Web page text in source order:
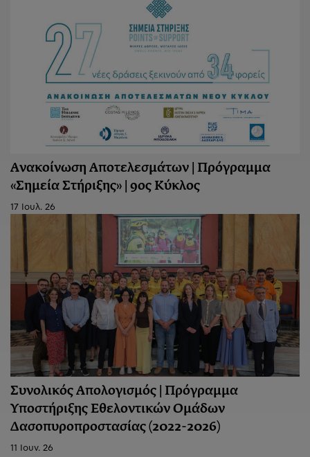
Ανακοίνωση Aποτελεσμάτων | Πρόγραμμα
«Σημεία Στήριξης» | 9ος Κύκλος
17 Ιουλ. 26
Συνολικός Απολογισμός | Πρόγραμμα
Υποστήριξης Εθελοντικών Ομάδων
Δασοπυροπροστασίας (2022-2026)
11 Ιουν. 26